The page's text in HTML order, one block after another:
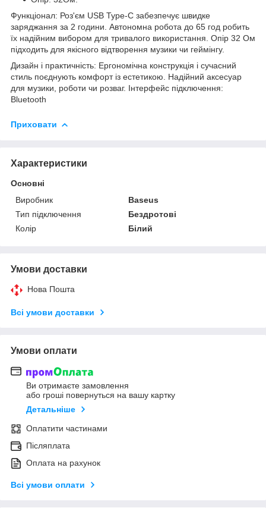
Функціонал: Роз'єм USB Type-C забезпечує швидке
заряджання за 2 години. Автономна робота до 65 год робить
їх надійним вибором для тривалого використання. Опір 32 Ом
підходить для якісного відтворення музики чи геймінгу.
Дизайн і практичність: Ергономічна конструкція і сучасний
стиль поєднують комфорт із естетикою. Надійний аксесуар
для музики, роботи чи розваг. Інтерфейс підключення:
Bluetooth
Приховати
Характеристики
Основні
Виробник
Baseus
Тип підключення
Бездротові
Колір
Білий
Умови доставки
Нова Пошта
Всі умови доставки
Умови оплати
Ви отримаєте замовлення
або гроші повернуться на вашу картку
Детальніше
Оплатити частинами
Післяплата
Оплата на рахунок
Всі умови оплати